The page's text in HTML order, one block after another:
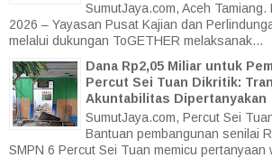
SumutJaya.com, Aceh
2026 – Yayasan Pusat Kajian dan
melalui dukungan ToGETHER melaksanak...
Dana Rp2,05 Miliar untuk
Percut Sei Tuan Dikritik:
Akuntabilitas Dipertanyakan
SumutJaya.com, Percut Sei
Bantuan pembangunan senilai
SMPN 6 Percut Sei Tuan memicu pertanyaan